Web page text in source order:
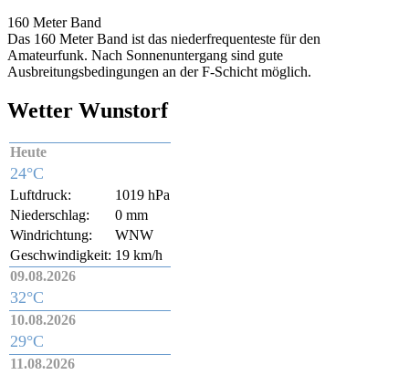
160 Meter Band
Das 160 Meter Band ist das niederfrequenteste für den
Amateurfunk. Nach Sonnenuntergang sind gute
Ausbreitungsbedingungen an der F-Schicht möglich.
Wetter Wunstorf
Heute
24°C
Luftdruck:
1019 hPa
Niederschlag:
0 mm
Windrichtung:
WNW
Geschwindigkeit: 19 km/h
09.08.2026
32°C
10.08.2026
29°C
11.08.2026